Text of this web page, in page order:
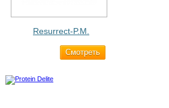
Resurrect-P.M.
Cмотреть